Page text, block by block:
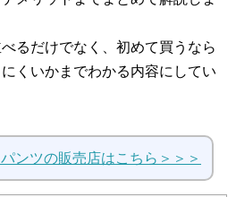
るだけでなく、初めて買うなら
くいかまでわかる内容にしてい
ンツの販売店はこちら＞＞＞